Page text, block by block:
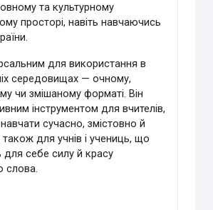
та культурному
просторі, навіть навчаючись
для використання в
середовищах — очному,
чи змішаному форматі. Він
інструментом для вчителів,
навчати сучасно, змістовно й
для учнів і учениць, що
для себе силу й красу
слова.